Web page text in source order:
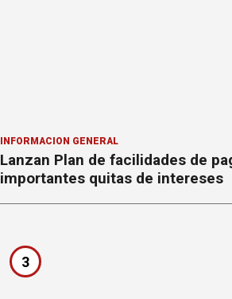
INFORMACION GENERAL
Lanzan Plan de facilidades de
importantes quitas de intereses
3